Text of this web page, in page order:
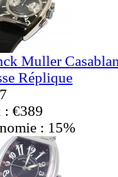
Muller
Réplique
: €389
: 15%